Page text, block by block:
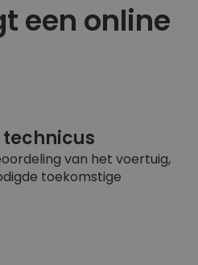
een online
van het voertuig,
toekomstige